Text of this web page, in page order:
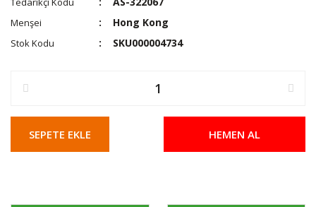
Menşei Hong Kong
Stok Kodu SKU000004734
SEPETE EKLE HEMEN AL